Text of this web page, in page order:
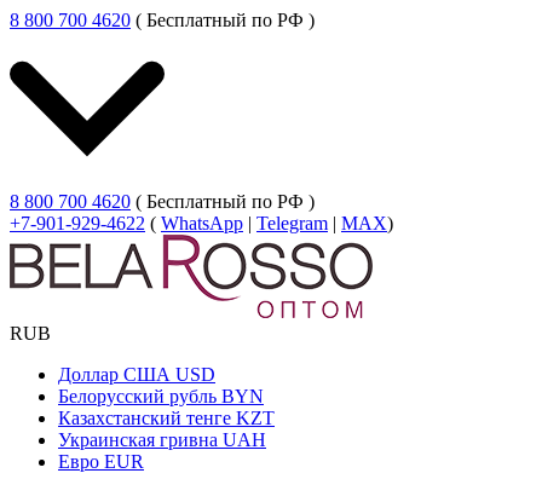
8 800 700 4620 ( Бесплатный по РФ )
8 800 700 4620 ( Бесплатный по РФ )
+7-901-929-4622 ( WhatsApp | Telegram | MAX)
RUB
Доллар США USD
Белорусский рубль BYN
Казахстанский тенге KZT
Украинская гривна UAH
Евро EUR